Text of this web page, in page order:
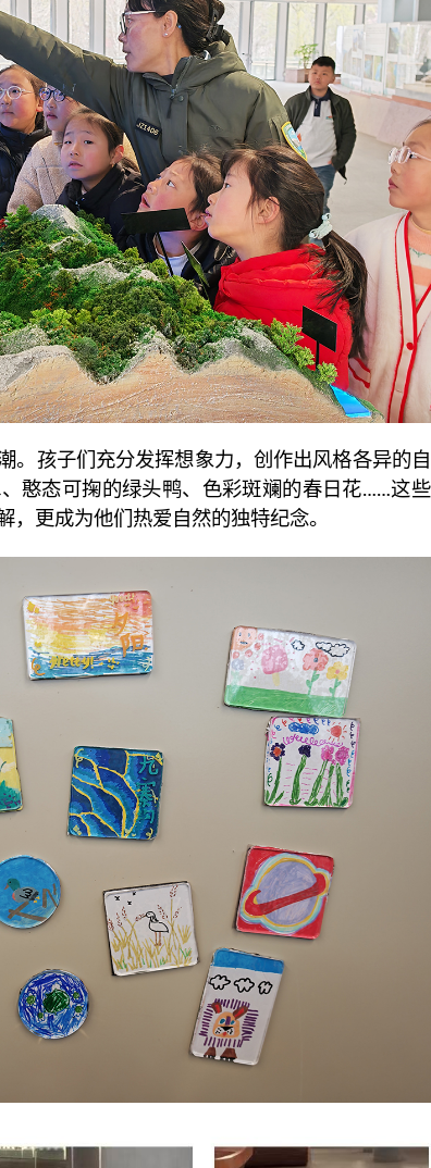
。孩子们充分发挥想象力，创作出风格各异的
憨态可掬的绿头鸭、色彩斑斓的春日花……这
，更成为他们热爱自然的独特纪念。